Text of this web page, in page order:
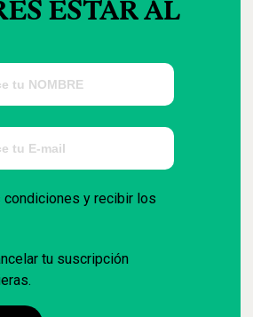
ESTARAL
condiciones y recibir los
tu suscripción